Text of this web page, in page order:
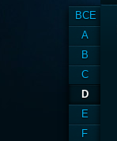
ВСЕ
A
B
C
D
E
F